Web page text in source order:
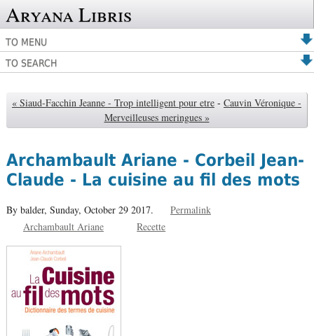
Aryana Libris
TO MENU
TO SEARCH
« Siaud-Facchin Jeanne - Trop intelligent pour etre - Cauvin Véronique -
Merveilleuses meringues »
Archambault Ariane - Corbeil Jean-
Claude - La cuisine au fil des mots
By balder, Sunday, October 29 2017.
Permalink
Archambault Ariane
Recette